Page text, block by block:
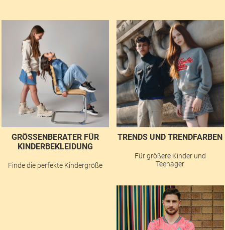
GRÖSSENBERATER FÜR K
INDERBEKLEIDUNG
Finde die perfekte Kindergröße
TRENDS UND TRENDFARBEN
Für größere Kinder und
Teenager